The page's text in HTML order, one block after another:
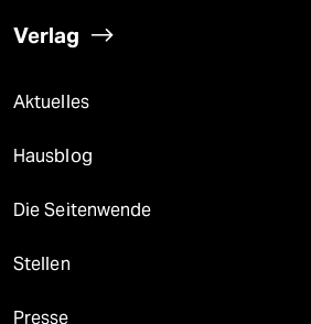
Verlag
Aktuelles
Hausblog
Die Seitenwende
Stellen
Presse